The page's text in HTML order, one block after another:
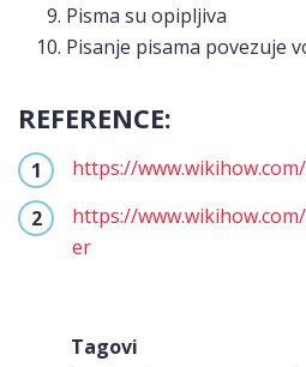
Pisma su opipljiva
Pisanje pisama povezuje
REFERENCE:
https://
https://
er
Tagovi